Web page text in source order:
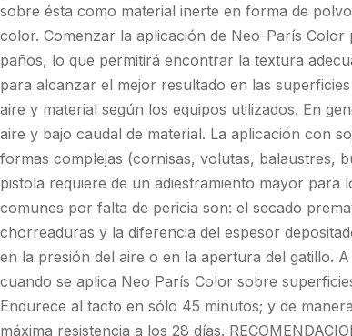
sobre ésta como material inerte en forma de
color. Comenzar la aplicación de Neo-París
paños, lo que permitirá encontrar la textura
para alcanzar el mejor resultado en las
aire y material según los equipos utilizados. En
aire y bajo caudal de material. La aplicación con
formas complejas (cornisas, volutas, balaustres,
pistola requiere de un adiestramiento mayor para
comunes por falta de pericia son: el secado
chorreaduras y la diferencia del espesor
en la presión del aire o en la apertura del gatillo.
cuando se aplica Neo París Color sobre
Endurece al tacto en sólo 45 minutos; y de
máxima resistencia a los 28 días.